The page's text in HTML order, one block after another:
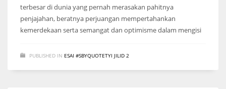
terbesar di dunia yang pernah merasakan pahitnya
penjajahan, beratnya perjuangan mempertahankan
kemerdekaan serta semangat dan optimisme dalam mengisi
PUBLISHED IN ESAI #SBYQUOTETYI JILID 2